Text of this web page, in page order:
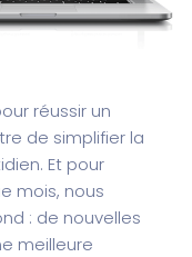
réussir un
de simplifier la
Et pour
mois, nous
: de nouvelles
meilleure